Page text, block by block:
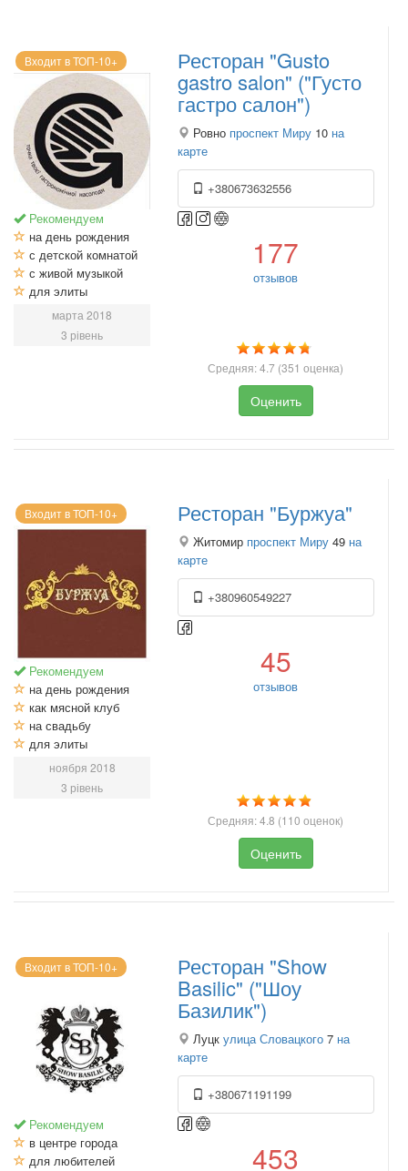
Входит в ТОП-10+
Рекомендуем
на день рождения
с детской комнатой
с живой музыкой
для элиты
марта 2018
3 рівень
Ресторан "Gusto
gastro salon" ("Густо
гастро салон")
Ровно проспект Миру 10 на
карте
+380673632556
177
отзывов
Средняя:4.7 (351 оценка)
Оценить
Входит в ТОП-10+
Рекомендуем
на день рождения
как мясной клуб
на свадьбу
для элиты
ноября 2018
3 рівень
Ресторан "Буржуа"
Житомир проспект Миру 49 на
карте
+380960549227
45
отзывов
Средняя:4.8 (110 оценок)
Оценить
Входит в ТОП-10+
Рекомендуем
в центре города
для любителей
Ресторан "Show
Basilic" ("Шоу
Базилик")
Луцк улица Словацкого 7 на
карте
+380671191199
453